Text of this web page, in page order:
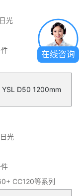
光
YSL D50 1200mm
光
CC120等系列
在线咨询